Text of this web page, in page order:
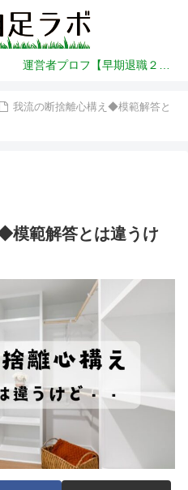
我流の断捨離心構え◆模範解答と
模範解答とは違うけ